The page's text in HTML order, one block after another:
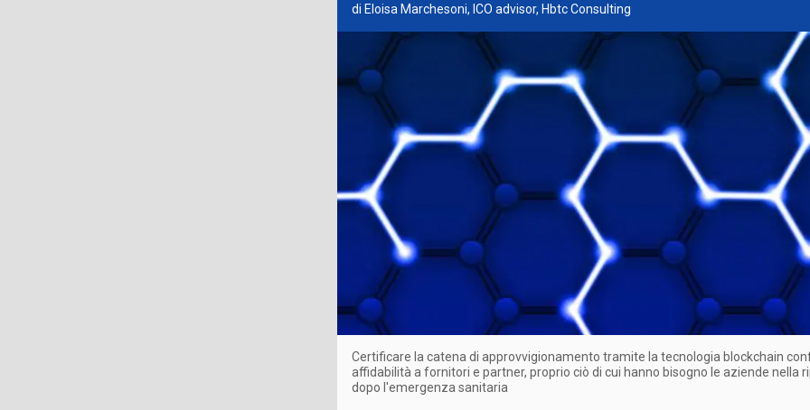
di Eloisa Marchesoni, ICO advisor, Hbtc Consulting
Certificare la catena di approvvigionamento tramite la tecnologia blockchain
affidabilità a fornitori e partner, proprio ciò di cui hanno bisogno le aziende nella
dopo l'emergenza sanitaria